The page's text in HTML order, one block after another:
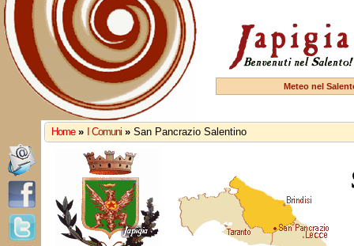
Meteo nel
Home » I Comuni » San Pancrazio Salentino